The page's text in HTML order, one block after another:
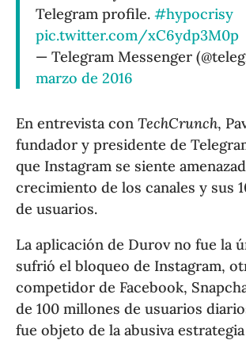
Telegram profile.#hypocrisy
pic.twitter.com/xC6ydp3M0p
— Telegram Messenger
marzo de 2016
En entrevista conTechCrunch,
fundador y presidente de
que Instagram se siente
crecimiento de los canales y sus
de usuarios.
La aplicación de Durov no fue la
sufrió el bloqueo de Instagram,
competidor de Facebook,
de 100 millones de usuarios
fue objeto de la abusiva